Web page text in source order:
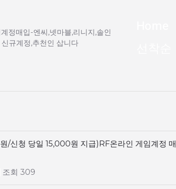
정매입-엔씨,넷마블,리니지,솔인
규계정,추천인 삽니다
/신청 당일 15,000원 지급)RF온라인 게임계정 매
조회 309